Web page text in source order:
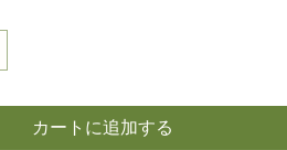
カートに追加する